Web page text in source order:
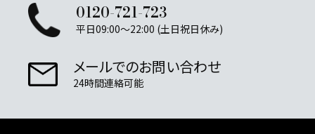
0120-721-723
平日09:00～22:00 (土日祝日休み)
メールでのお問い合わせ
24時間連絡可能